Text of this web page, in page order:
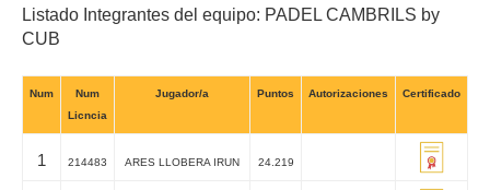
Listado Integrantes del equipo: PADEL CAMBRILS by
CUB
Num
Num
Licncia
Jugador/a Puntos Autorizaciones Certificado
1 214483 ARES LLOBERA IRUN 24.219